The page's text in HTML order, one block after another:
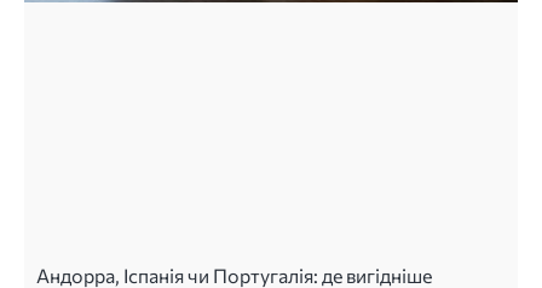
Андорра, Іспанія чи Португалія: де вигідніше